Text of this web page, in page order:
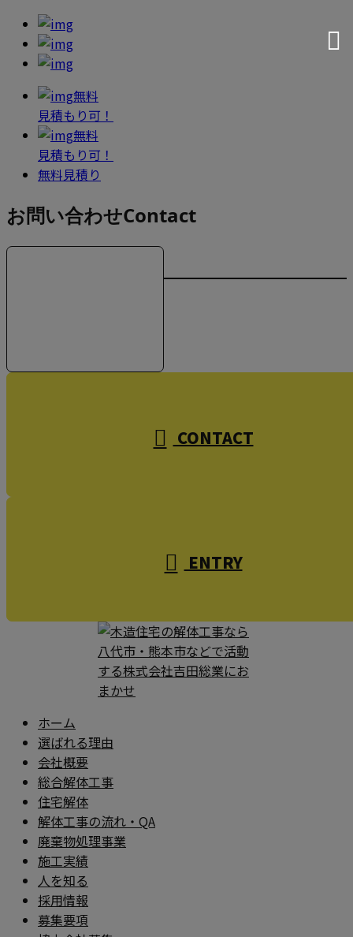
無料
見積もり可！
無料
見積もり可！
無料見積り
お問い合わせContact
CONTACT
ENTRY
ホーム
選ばれる理由
会社概要
総合解体工事
住宅解体
解体工事の流れ・QA
廃棄物処理事業
施工実績
人を知る
採用情報
募集要項